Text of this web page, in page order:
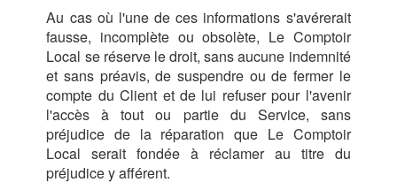
Au cas où l'une de ces informations s'avérerait
fausse, incomplète ou obsolète, Le Comptoir
Local se réserve le droit, sans aucune indemnité
et sans préavis, de suspendre ou de fermer le
compte du Client et de lui refuser pour l'avenir
l'accès à tout ou partie du Service, sans
préjudice de la réparation que Le Comptoir
Local serait fondée à réclamer au titre du
préjudice y afférent.